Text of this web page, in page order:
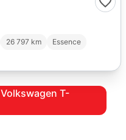
26 797 km
Essence
T-